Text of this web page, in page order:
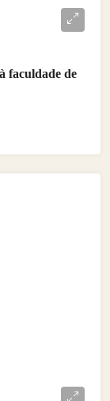
faculdade de